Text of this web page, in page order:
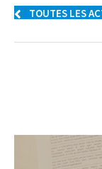
TOUTES LES